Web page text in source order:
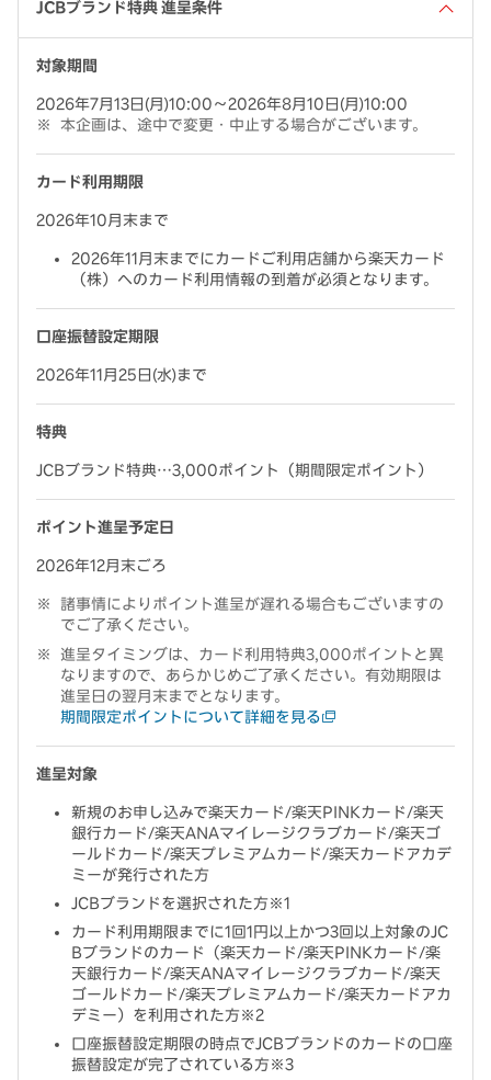
JCBブランド特典 進呈条件
対象期間
2026年7月13日(月)10:00～2026年8月10日(月)10:00
本企画は、途中で変更・中止する場合がございます。
カード利用期限
2026年10月末まで
2026年11月末までにカードご利用店舗から楽天カード
（株）へのカード利用情報の到着が必須となります。
口座振替設定期限
2026年11月25日(水)まで
特典
JCBブランド特典…3,000ポイント（期間限定ポイント）
ポイント進呈予定日
2026年12月末ごろ
諸事情によりポイント進呈が遅れる場合もございますの
でご了承ください。
進呈タイミングは、カード利用特典3,000ポイントと異
なりますので、あらかじめご了承ください。有効期限は
進呈日の翌月末までとなります。
期間限定ポイントについて詳細を見る
進呈対象
新規のお申し込みで楽天カード/楽天PINKカード/楽天
銀行カード/楽天ANAマイレージクラブカード/楽天ゴ
ールドカード/楽天プレミアムカード/楽天カードアカデ
ミーが発行された方
JCBブランドを選択された方※1
カード利用期限までに1回1円以上かつ3回以上対象のJC
Bブランドのカード（楽天カード/楽天PINKカード/楽
天銀行カード/楽天ANAマイレージクラブカード/楽天
ゴールドカード/楽天プレミアムカード/楽天カードアカ
デミー）を利用された方※2
口座振替設定期限の時点でJCBブランドのカードの口座
振替設定が完了されている方※3